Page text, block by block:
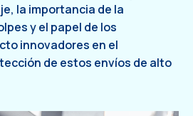
la importancia de la
y el papel de los
innovadores en el
de estos envíos de alto